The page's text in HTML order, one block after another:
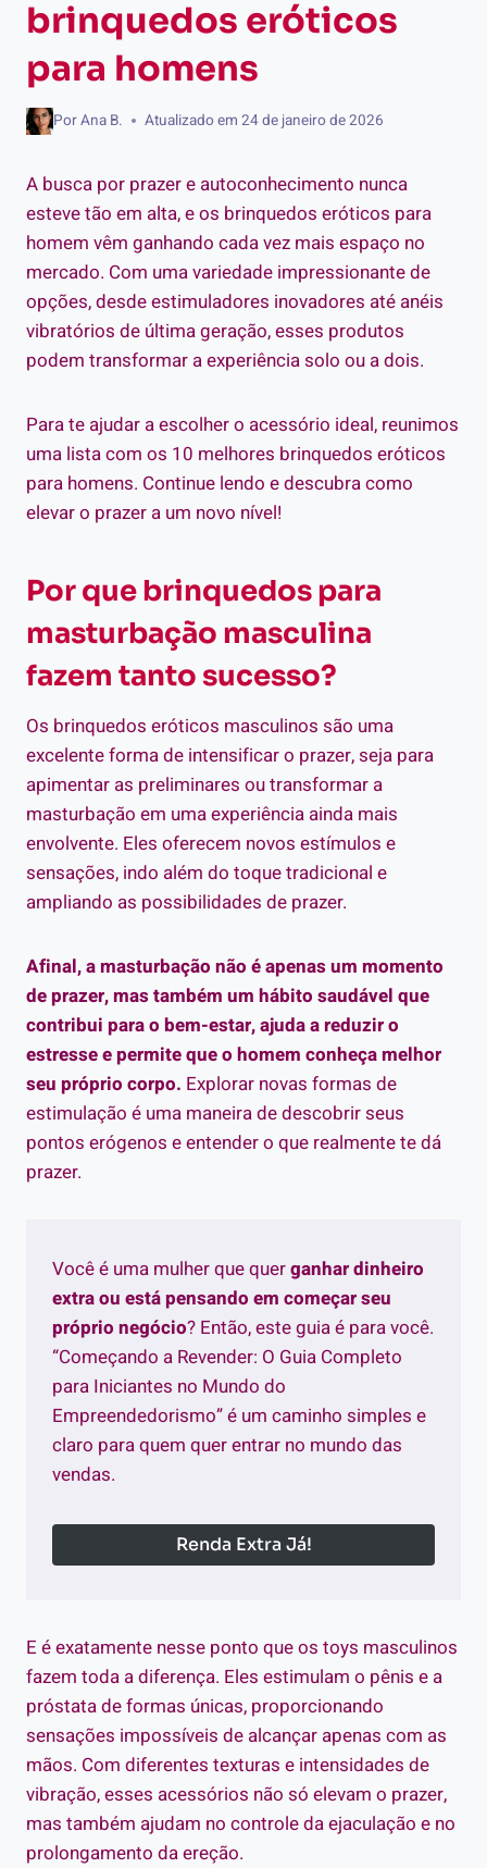
brinquedos eróticos
para homens
PorAna B. Atualizado em 24 de janeiro de 2026
A busca por prazer e autoconhecimento nunca
esteve tão em alta, e os brinquedos eróticos para
homem vêm ganhando cada vez mais espaço no
mercado. Com uma variedade impressionante de
opções, desde estimuladores inovadores até anéis
vibratórios de última geração, esses produtos
podem transformar a experiência solo ou a dois.
Para te ajudar a escolher o acessório ideal, reunimos
uma lista com os 10 melhores brinquedos eróticos
para homens. Continue lendo e descubra como
elevar o prazer a um novo nível!
Por que brinquedos para
masturbação masculina
fazem tanto sucesso?
Os brinquedos eróticos masculinos são uma
excelente forma de intensificar o prazer, seja para
apimentar as preliminares ou transformar a
masturbação em uma experiência ainda mais
envolvente. Eles oferecem novos estímulos e
sensações, indo além do toque tradicional e
ampliando as possibilidades de prazer.
Afinal, a masturbação não é apenas um momento
de prazer, mas também um hábito saudável que
contribui para o bem-estar, ajuda a reduzir o
estresse e permite que o homem conheça melhor
seu próprio corpo. Explorar novas formas de
estimulação é uma maneira de descobrir seus
pontos erógenos e entender o que realmente te dá
prazer.
Você é uma mulher que querganhar dinheiro
extra ou está pensando em começar seu
próprio negócio? Então, este guia é para você.
“Começando a Revender: O Guia Completo
para Iniciantes no Mundo do
Empreendedorismo” é um caminho simples e
claro para quem quer entrar no mundo das
vendas.
Renda Extra Já!
E é exatamente nesse ponto que os toys masculinos
fazem toda a diferença. Eles estimulam o pênis e a
próstata de formas únicas, proporcionando
sensações impossíveis de alcançar apenas com as
mãos. Com diferentes texturas e intensidades de
vibração, esses acessórios não só elevam o prazer,
mas também ajudam no controle da ejaculação e no
prolongamento da ereção.